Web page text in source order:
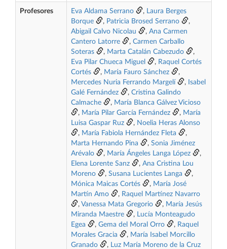
Profesores Eva Aldama Serrano , Laura Berges
Borque
, Patricia Brosed Serrano
,
Abigail Calvo Nicolau
, Ana Carmen
Cantero Latorre
, Carmen Carballo
Soteras
, Marta Catalán Cabezudo
,
Eva Pilar Chueca Miguel
, Raquel Cortés
Cortés
, María Fauro Sánchez
,
Mercedes Nuria Ferrando Margelí
, Isabel
Galé Fernández
, Cristina Galindo
Calmache
, María Blanca Gálvez Vicioso
, María Pilar García Fernández , María
Luisa Gaspar Ruz
, Noelia Heras Alonso
, María Fabiola Hernández Fleta
,
Marta Hernando Pina
, Sonia Jiménez
Arévalo
, María Ángeles Langa López
,
Elena Lorente Sanz
, Ana Cristina Lou
Moreno
, Susana Lucientes Langa
,
Mónica Maicas Cortés
, María José
Martín Amo
, Raquel Martínez Navarro
, Vanessa Mata Gregorio , María Jesús
Miranda Maestre
, Lucía Monteagudo
Egea
, Gema del Moral Orro , Raquel
Morales Gracia
, María Isabel Morcillo
Granado
, Luz María Moreno de la Cruz